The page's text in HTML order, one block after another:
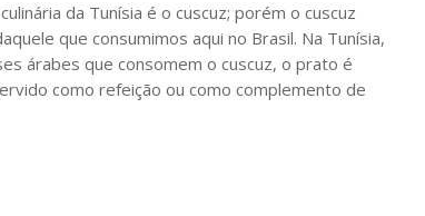
da Tunísia é o cuscuz; porém o cuscuz
que consumimos aqui no Brasil. Na Tunísia,
árabes que consomem o cuscuz, o prato é
como refeição ou como complemento de